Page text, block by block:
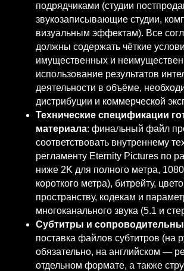
подрядчиками (студии
звукозаписывающие студии,
визуальным эффектам). Все
должны содержать чёткие
имущественных и
использование результатов
деятельности в объёме,
дистрибуции и коммерческой
Технические спецификации
материала: финальный файл
соответствовать внутреннему
регламенту Eternity Pictures по
ниже 2K для полного метра,
короткого метра), битрейту,
пространству, кодекам и
многоканального звука (5.1 и
Субтитры и
поставка файлов субтитров (на
обязательно, на английском —
отдельном формате, а также